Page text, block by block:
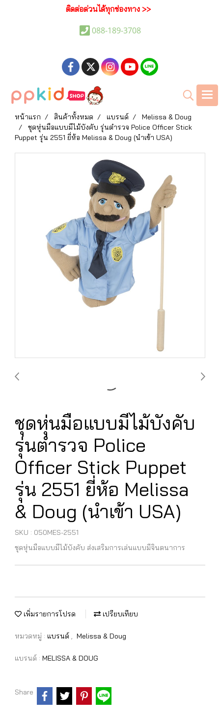
ติดต่อด่วนได้ทุกช่องทาง >>
088-189-3708
หน้าแรก สินค้าทั้งหมด แบรนด์
Melissa & Doug
ชุดหุ่นมือแบบมีไม้บังคับ รุ่นตำรวจ Police Officer Stick
Puppet รุ่น 2551 ยี่ห้อ Melissa & Doug (นำเข้า USA)
ชุดหุ่นมือแบบมีไม้บังคับ
รุ่นตำรวจ Police
Officer Stick Puppet
รุ่น 2551 ยี่ห้อ Melissa
& Doug (นำเข้า USA)
SKU : 050MES-2551
ชุดหุ่นมือแบบมีไม้บังคับ ส่งเสริมการเล่นแบบมีจินตนาการ
เพิ่มรายการโปรด เปรียบเทียบ
หมวดหมู่ : แบรนด์ , Melissa & Doug
แบรนด์ : MELISSA & DOUG
Share